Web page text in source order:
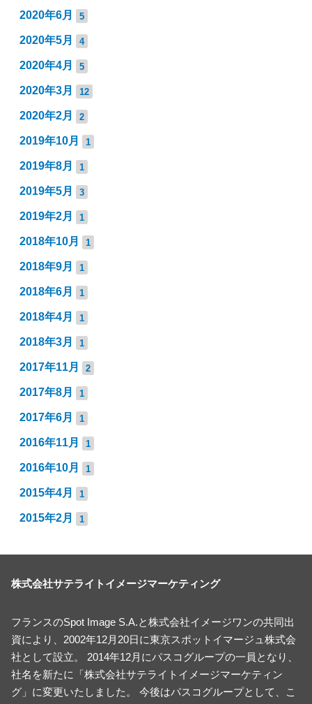
2020年6月 5
2020年5月 4
2020年4月 5
2020年3月 12
2020年2月 2
2019年10月 1
2019年8月 1
2019年5月 3
2019年2月 1
2018年10月 1
2018年9月 1
2018年6月 1
2018年4月 1
2018年3月 1
2017年11月 2
2017年8月 1
2017年6月 1
2016年11月 1
2016年10月 1
2015年4月 1
2015年2月 1
株式会社サテライトイメージマーケティング
フランスのSpot Image S.A.と株式会社イメージワンの共同出
資により、2002年12月20日に東京スポットイマージュ株式会
社として設立。 2014年12月にパスコグループの一員となり、
社名を新たに「株式会社サテライトイメージマーケティン
グ」に変更いたしました。 今後はパスコグループとして、こ